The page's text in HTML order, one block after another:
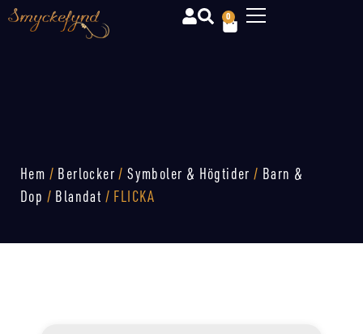
0
Hem / Berlocker /Symboler & Högtider / Barn &
Dop / Blandat / FLICKA